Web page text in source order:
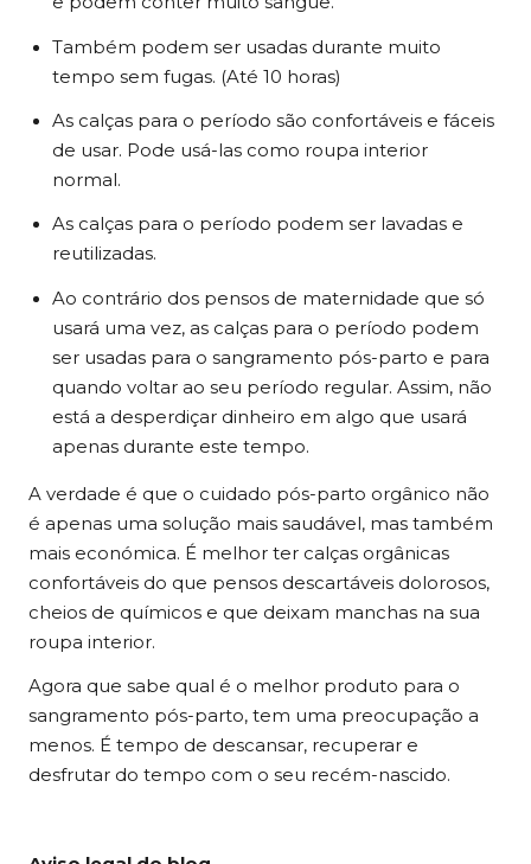
Também podem ser usadas durante muito
tempo sem fugas. (Até 10 horas)
As calças para o período são confortáveis e fáceis
de usar. Pode usá-las como roupa interior
normal.
As calças para o período podem ser lavadas e
reutilizadas.
Ao contrário dos pensos de maternidade que só
usará uma vez, as calças para o período podem
ser usadas para o sangramento pós-parto e para
quando voltar ao seu período regular. Assim, não
está a desperdiçar dinheiro em algo que usará
apenas durante este tempo.
A verdade é que o cuidado pós-parto orgânico não
é apenas uma solução mais saudável, mas também
mais económica. É melhor ter calças orgânicas
confortáveis do que pensos descartáveis dolorosos,
cheios de químicos e que deixam manchas na sua
roupa interior.
Agora que sabe qual é o melhor produto para o
sangramento pós-parto, tem uma preocupação a
menos. É tempo de descansar, recuperar e
desfrutar do tempo com o seu recém-nascido.